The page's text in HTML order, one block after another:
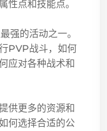
性点和技能点。
强的活动之一。
PVP战斗，如何
应对各种战术和
供更多的资源和
何选择合适的公